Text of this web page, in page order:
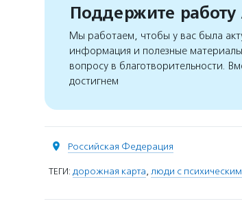
Поддержите
Мы работаем, чтобы у вас была
информация и полезные
вопросу в благотворительности.
достигнем
Российская Федерация
ТЕГИ: дорожная карта, люди с